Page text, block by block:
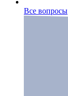
Все вопросы